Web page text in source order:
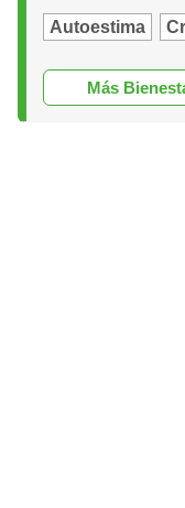
Autoestima
Más